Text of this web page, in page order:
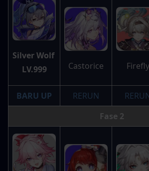
Silver Wolf
LV.999
Castorice Firefly
BARU UP RERUN
Fase 2